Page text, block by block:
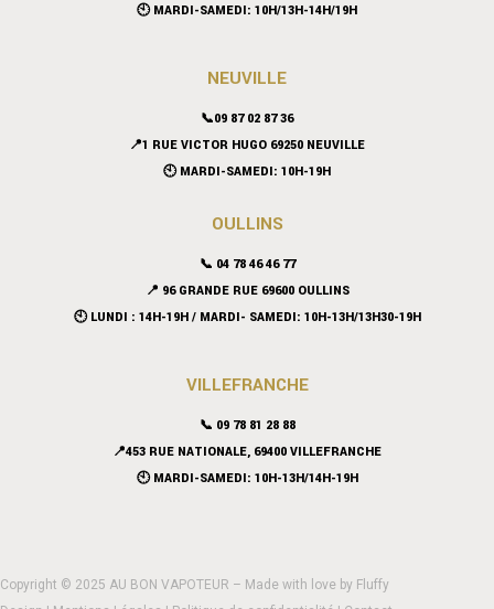
🕙 MARDI-SAMEDI: 10H/13H-14H/19H
NEUVILLE
📞09 87 02 87 36
📍1 RUE VICTOR HUGO 69250 NEUVILLE
🕙 MARDI-SAMEDI: 10H-19H
OULLINS
📞 04 78 46 46 77
📍 96 GRANDE RUE 69600 OULLINS
🕙 LUNDI : 14H-19H / MARDI- SAMEDI: 10H-13H/13H30-19H
VILLEFRANCHE
📞 09 78 81 28 88
📍453 RUE NATIONALE, 69400 VILLEFRANCHE
🕙 MARDI-SAMEDI: 10H-13H/14H-19H
Copyright © 2025 AU BON VAPOTEUR – Made with love by Fluffy